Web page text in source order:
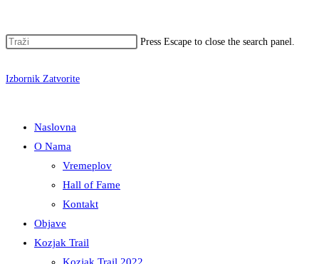
Press Escape to close the search panel.
Izbornik Zatvorite
Naslovna
O Nama
Vremeplov
Hall of Fame
Kontakt
Objave
Kozjak Trail